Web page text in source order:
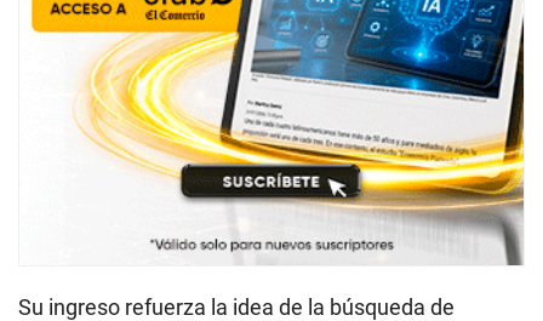
Su ingreso refuerza la idea de la búsqueda de